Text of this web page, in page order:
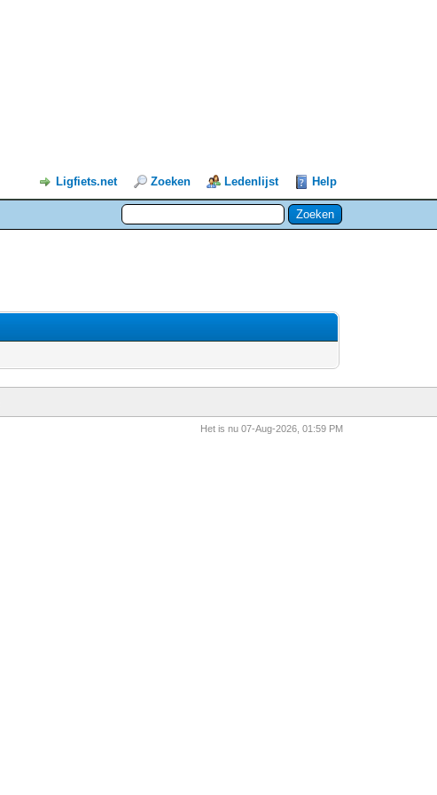
Ligfiets.net Zoeken Ledenlijst Help
Het is nu 07-Aug-2026, 01:59 PM